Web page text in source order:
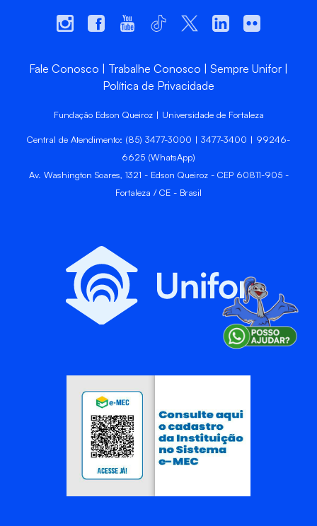
Fale Conosco Trabalhe Conosco
Sempre Unifor
Política de Privacidade
Fundação Edson Queiroz | Universidade de Fortaleza
Central de Atendimento: (85) 3477-3000 | 3477-3400 | 99246-
6625 (WhatsApp)
Av. Washington Soares, 1321 - Edson Queiroz - CEP 60811-905 -
Fortaleza / CE - Brasil